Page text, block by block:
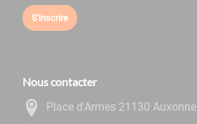
S'inscrire
Nous contacter
Place d'Armes 21130 Auxonne